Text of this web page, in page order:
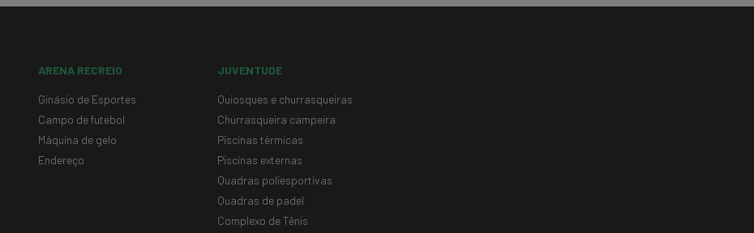
ARENA RECREIO
Ginásio de Esportes
Campo de futebol
Máquina de gelo
Endereço
JUVENTUDE
Quiosques e churrasqueiras
Churrasqueira campeira
Piscinas térmicas
Piscinas externas
Quadras poliesportivas
Quadras de padel
Complexo de Tênis